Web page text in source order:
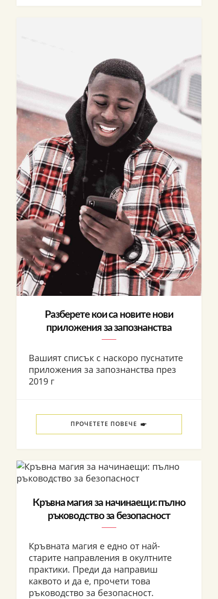
Разберете кои са новите нови
приложения за запознанства
Вашият списък с наскоро пуснатите
приложения за запознанства през
2019 г
ПРОЧЕТЕТЕ ПОВЕЧЕ
Кръвна магия за начинаещи: пълно
ръководство за безопасност
Кръвната магия е едно от най-
старите направления в окултните
практики. Преди да направиш
каквото и да е, прочети това
ръководство за безопасност.